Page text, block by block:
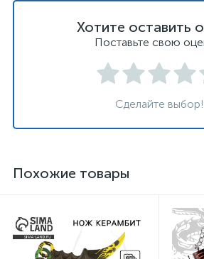
Хотите оставить
Поставьте свою
Сделайте выбор!
Похожие товары